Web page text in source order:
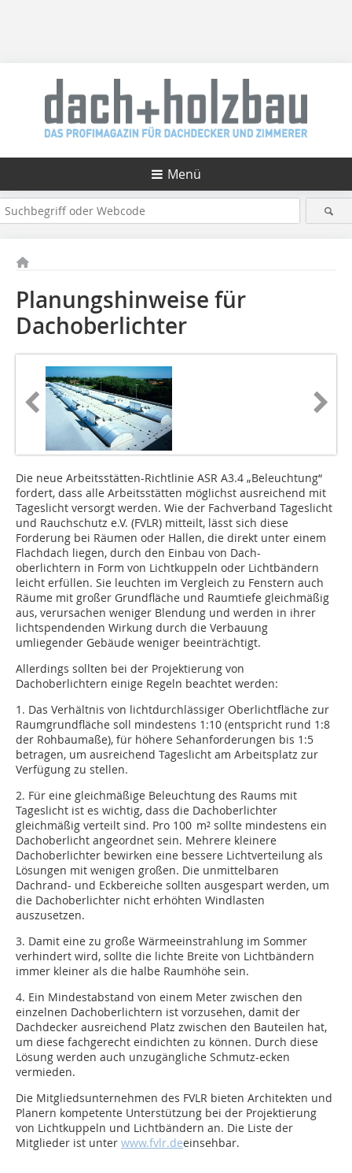
Menü
Planungshinweise für
Dachoberlichter
Die neue Arbeitsstätten-Richtlinie ASR A3.4 „Beleuchtung“
fordert, dass alle Arbeitsstätten möglichst ausreichend mit
Tageslicht versorgt werden. Wie der Fachverband Tageslicht
und Rauchschutz e.V. (FVLR) mitteilt, lässt sich diese
Forderung bei Räumen oder Hallen, die direkt unter einem
Flachdach liegen, durch den Einbau von Dach-
oberlichtern in Form von Lichtkuppeln oder Lichtbändern
leicht erfüllen. Sie leuchten im Vergleich zu Fenstern auch
Räume mit großer Grundfläche und Raumtiefe gleichmäßig
aus, verursachen weniger Blendung und werden in ihrer
lichtspendenden Wirkung durch die Verbauung
umliegender Gebäude weniger beeinträchtigt.
Allerdings sollten bei der Projektierung von
Dachoberlichtern einige Regeln beachtet werden:
1. Das Verhältnis von lichtdurchlässiger Oberlichtfläche zur
Raumgrundfläche soll mindestens 1:10 (entspricht rund 1:8
der Rohbaumaße), für höhere Sehanforderungen bis 1:5
betragen, um ausreichend Tageslicht am Arbeitsplatz zur
Verfügung zu stellen.
2. Für eine gleichmäßige Beleuchtung des Raums mit
Tageslicht ist es wichtig, dass die Dachoberlichter
gleichmäßig verteilt sind. Pro 100 m² sollte mindestens ein
Dachoberlicht angeordnet sein. Mehrere kleinere
Dachoberlichter bewirken eine bessere Lichtverteilung als
Lösungen mit wenigen großen. Die unmittelbaren
Dachrand- und Eckbereiche sollten ausgespart werden, um
die Dachoberlichter nicht erhöhten Windlasten
auszusetzen.
3. Damit eine zu große Wärmeeinstrahlung im Sommer
verhindert wird, sollte die lichte Breite von Lichtbändern
immer kleiner als die halbe Raumhöhe sein.
4. Ein Mindestabstand von einem Meter zwischen den
einzelnen Dachoberlichtern ist vorzusehen, damit der
Dachdecker ausreichend Platz zwischen den Bauteilen hat,
um diese fachgerecht eindichten zu können. Durch diese
Lösung werden auch unzugängliche Schmutz-ecken
vermieden.
Die Mitgliedsunternehmen des FVLR bieten Architekten und
Planern kompetente Unterstützung bei der Projektierung
von Lichtkuppeln und Lichtbändern an. Die Liste der
Mitglieder ist unter www.fvlr.deeinsehbar.